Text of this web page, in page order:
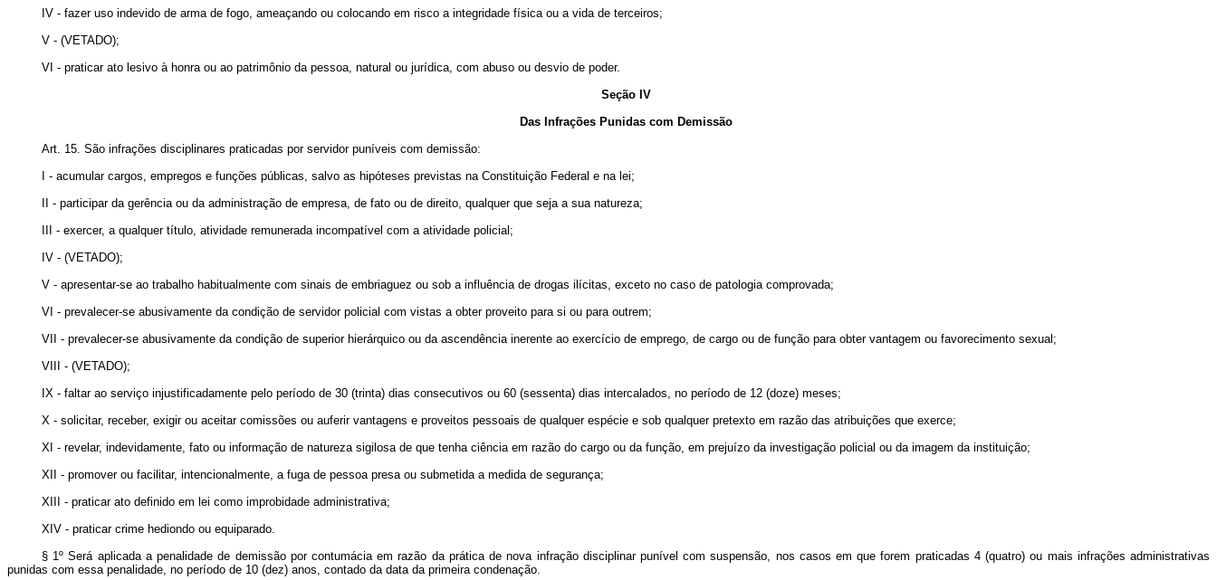
IV - fazer uso indevido de arma de fogo, ameaçando ou colocando em risco a integridade física ou a vida de terceiros;
V - (VETADO);
VI - praticar ato lesivo à honra ou ao patrimônio da pessoa, natural ou jurídica, com abuso ou desvio de poder.
Seção IV
Das Infrações Punidas com Demissão
Art. 15. São infrações disciplinares praticadas por servidor puníveis com demissão:
I - acumular cargos, empregos e funções públicas, salvo as hipóteses previstas na Constituição Federal e na lei;
II - participar da gerência ou da administração de empresa, de fato ou de direito, qualquer que seja a sua natureza;
III - exercer, a qualquer título, atividade remunerada incompatível com a atividade policial;
IV - (VETADO);
V - apresentar-se ao trabalho habitualmente com sinais de embriaguez ou sob a influência de drogas ilícitas, exceto no caso de patologia comprovada;
VI - prevalecer-se abusivamente da condição de servidor policial com vistas a obter proveito para si ou para outrem;
VII - prevalecer-se abusivamente da condição de superior hierárquico ou da ascendência inerente ao exercício de emprego, de cargo ou de função para obter vantagem ou favorecimento sexual;
VIII - (VETADO);
IX - faltar ao serviço injustificadamente pelo período de 30 (trinta) dias consecutivos ou 60 (sessenta) dias intercalados, no período de 12 (doze) meses;
X - solicitar, receber, exigir ou aceitar comissões ou auferir vantagens e proveitos pessoais de qualquer espécie e sob qualquer pretexto em razão das atribuições que exerce;
XI - revelar, indevidamente, fato ou informação de natureza sigilosa de que tenha ciência em razão do cargo ou da função, em prejuízo da investigação policial ou da imagem da instituição;
XII - promover ou facilitar, intencionalmente, a fuga de pessoa presa ou submetida a medida de segurança;
XIII - praticar ato definido em lei como improbidade administrativa;
XIV - praticar crime hediondo ou equiparado.
§ 1º Será aplicada a penalidade de demissão por contumácia em razão da prática de nova infração disciplinar punível com suspensão, nos casos em que forem praticadas 4 (quatro) ou mais infrações administrativas
punidas com essa penalidade, no período de 10 (dez) anos, contado da data da primeira condenação.